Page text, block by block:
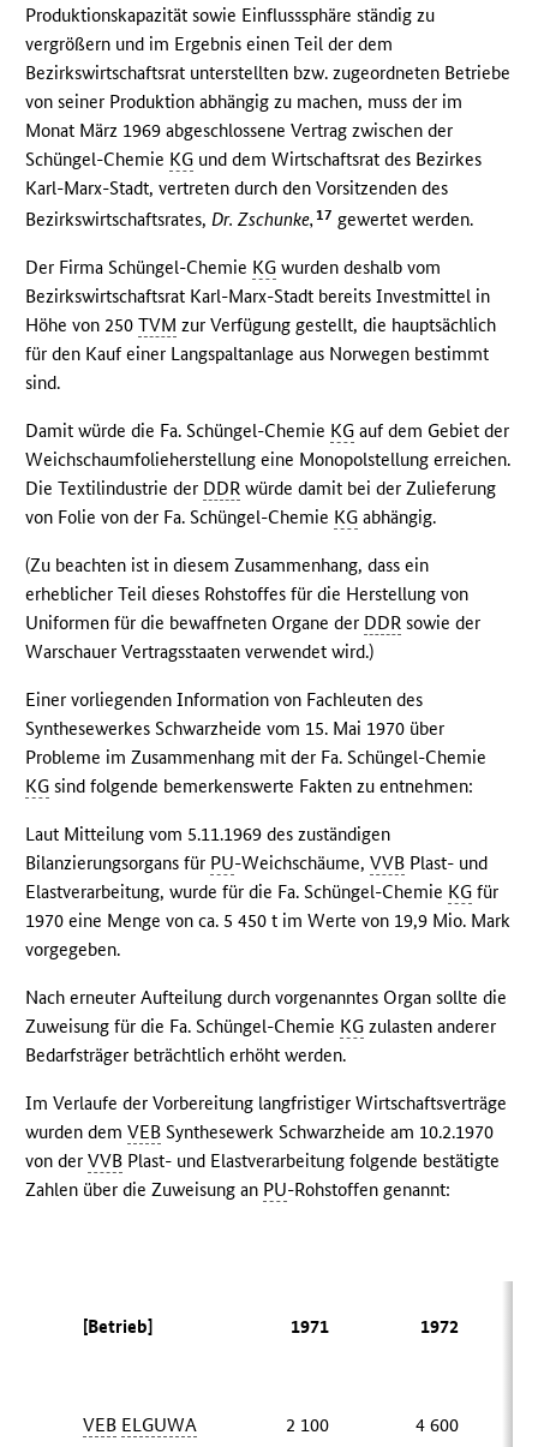
Produktionskapazität sowie Einflusssphäre ständig zu
vergrößern und im Ergebnis einen Teil der dem
Bezirkswirtschaftsrat unterstellten bzw. zugeordneten Betriebe
von seiner Produktion abhängig zu machen, muss der im
Monat März 1969 abgeschlossene Vertrag zwischen der
Schüngel-Chemie KG und dem Wirtschaftsrat des Bezirkes
Karl-Marx-Stadt, vertreten durch den Vorsitzenden des
Bezirkswirtschaftsrates, Dr. Zschunke, 17 gewertet werden.
Der Firma Schüngel-Chemie KG wurden deshalb vom
Bezirkswirtschaftsrat Karl-Marx-Stadt bereits Investmittel in
Höhe von 250TVM zur Verfügung gestellt, die hauptsächlich
für den Kauf einer Langspaltanlage aus Norwegen bestimmt
sind.
Damit würde die Fa. Schüngel-Chemie KG auf dem Gebiet der
Weichschaumfolieherstellung eine Monopolstellung erreichen.
Die Textilindustrie der DDR würde damit bei der Zulieferung
von Folie von der Fa. Schüngel-Chemie KG abhängig.
(Zu beachten ist in diesem Zusammenhang, dass ein
erheblicher Teil dieses Rohstoffes für die Herstellung von
Uniformen für die bewaffneten Organe der DDR sowie der
Warschauer Vertragsstaaten verwendet wird.)
Einer vorliegenden Information von Fachleuten des
Synthesewerkes Schwarzheide vom 15. Mai 1970 über
Probleme im Zusammenhang mit der Fa. Schüngel-Chemie
KG sind folgende bemerkenswerte Fakten zu entnehmen:
Laut Mitteilung vom 5.11.1969 des zuständigen
Bilanzierungsorgans für PU-Weichschäume,VVB Plast- und
Elastverarbeitung, wurde für die Fa. Schüngel-Chemie KG für
1970 eine Menge von ca. 5 450 t im Werte von 19,9 Mio. Mark
vorgegeben.
Nach erneuter Aufteilung durch vorgenanntes Organ sollte die
Zuweisung für die Fa. Schüngel-Chemie KG zulasten anderer
Bedarfsträger beträchtlich erhöht werden.
Im Verlaufe der Vorbereitung langfristiger Wirtschaftsverträge
wurden demVEB Synthesewerk Schwarzheide am 10.2.1970
von derVVB Plast- und Elastverarbeitung folgende bestätigte
Zahlen über die Zuweisung an PU-Rohstoffen genannt:
[Betrieb] 1971 1972
VEB ELGUWA 2 100 4 600